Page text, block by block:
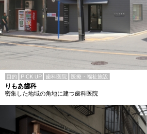
目的 PICK UP 歯科医院 医療・福祉施設
りもあ歯科
密集した地域の角地に建つ歯科医院